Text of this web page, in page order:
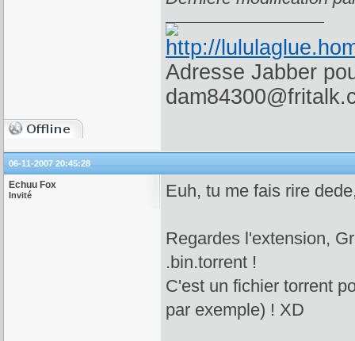
Adresse Jabber
06-11-2007 20:45:28
Echuu Fox
Invité Euh, tu me fais rire
Regardes l'extension,
.bin.torrent !
C'est un fichier torrent
par exemple) ! XD